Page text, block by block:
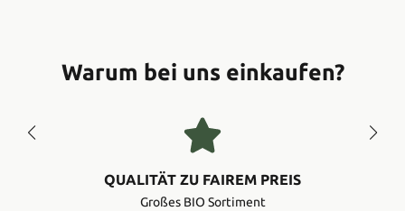
Warum bei uns einkaufen?
QUALITÄT ZU FAIREM PREIS
Großes BIO Sortiment